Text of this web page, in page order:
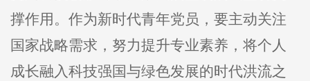
撑作用。作为新时代青年党员，要主动关注
国家战略需求，努力提升专业素养，将个人
成长融入科技强国与绿色发展的时代洪流之